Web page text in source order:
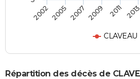
CLAVEAU
20022005 2007 2009 2011 2013
Répartition des décès de